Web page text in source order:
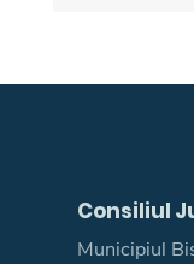
Consiliul
Municipiul